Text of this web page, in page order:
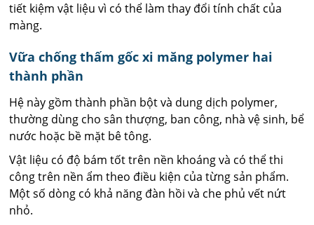
tiết kiệm vật liệu vì có thể làm thay đổi tính chất của
màng.
Vữa chống thấm gốc xi măng polymer hai
thành phần
Hệ này gồm thành phần bột và dung dịch polymer,
thường dùng cho sân thượng, ban công, nhà vệ sinh, bể
nước hoặc bề mặt bê tông.
Vật liệu có độ bám tốt trên nền khoáng và có thể thi
công trên nền ẩm theo điều kiện của từng sản phẩm.
Một số dòng có khả năng đàn hồi và che phủ vết nứt
nhỏ.